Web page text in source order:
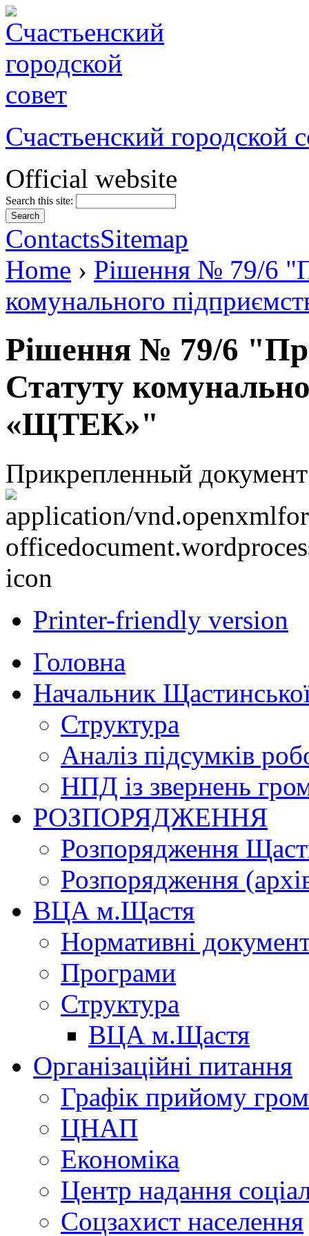
Счастьенский городской
Official website
Search this site:
ContactsSitemap
Home › Рішення № 79/6
комунального
Рішення № 79/6
Статуту
«ЩТЕК»"
Прикрепленный
Printer-friendly version
Головна
Начальник
Структура
Аналіз підсумків
НПД із звернень
РОЗПОРЯДЖЕННЯ
Розпорядження
Розпорядження
ВЦА м.Щастя
Нормативні
Програми
Структура
ВЦА м.Щастя
Організаційні питання
Графік прийому
ЦНАП
Економіка
Центр надання
Соцзахист населення